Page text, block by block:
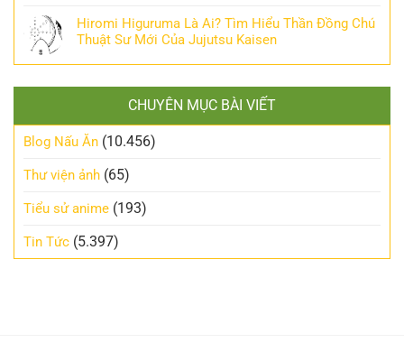
Hiromi Higuruma Là Ai? Tìm Hiểu Thần Đồng Chú
Thuật Sư Mới Của Jujutsu Kaisen
CHUYÊN MỤC BÀI VIẾT
Blog Nấu Ăn (10.456)
Thư viện ảnh (65)
Tiểu sử anime (193)
Tin Tức (5.397)